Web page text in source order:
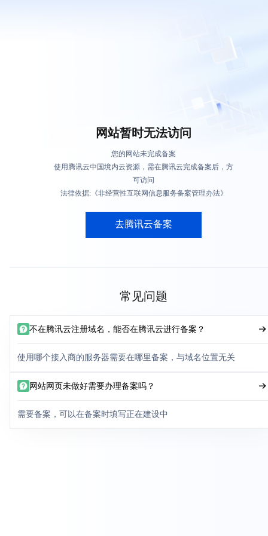
网站暂时无法访问
您的网站未完成备案
使用腾讯云中国境内云资源，需在腾讯云完成备案后，方
可访问
法律依据:《非经营性互联网信息服务备案管理办法》
去腾讯云备案
常见问题
不在腾讯云注册域名，能否在腾讯云进行备案？
使用哪个接入商的服务器需要在哪里备案，与域名位置无关
网站网页未做好需要办理备案吗？
需要备案，可以在备案时填写正在建设中